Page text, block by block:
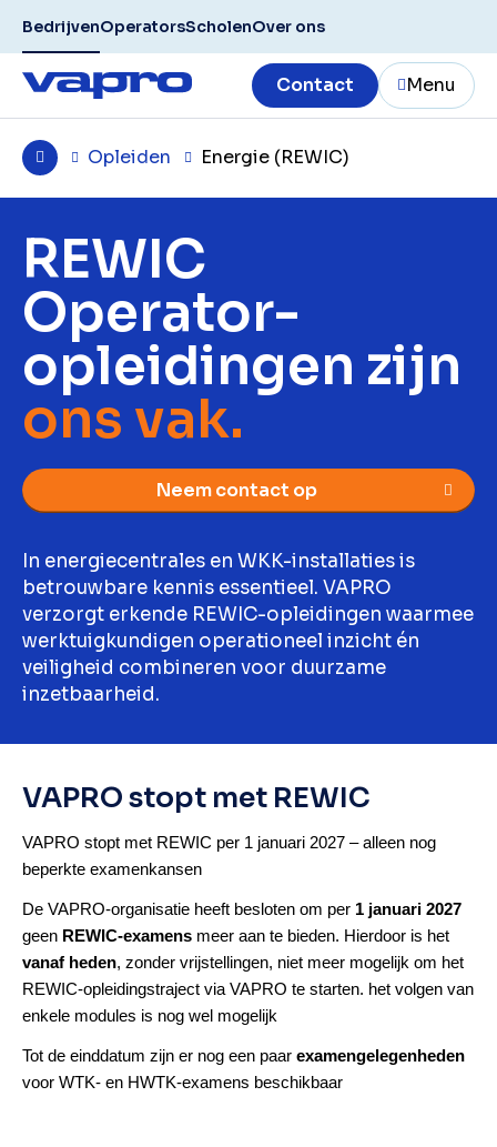
BedrijvenOperatorsScholenOver ons
Contact Menu
REWIC
Operator-
opleidingen zijn
ons vak.
Neem contact op
In energiecentrales en WKK-installaties is
betrouwbare kennis essentieel. VAPRO
verzorgt erkende REWIC-opleidingen waarmee
werktuigkundigen operationeel inzicht én
veiligheid combineren voor duurzame
inzetbaarheid.
Opleiden Energie (REWIC)
VAPRO stopt met REWIC
VAPRO stopt met REWIC per 1 januari 2027 – alleen nog
beperkte examenkansen
De VAPRO-organisatie heeft besloten om per 1 januari 2027
geen REWIC-examens meer aan te bieden. Hierdoor is het
vanaf heden, zonder vrijstellingen, niet meer mogelijk om het
REWIC-opleidingstraject via VAPRO te starten. het volgen van
enkele modules is nog wel mogelijk
Tot de einddatum zijn er nog een paar examengelegenheden
voor WTK- en HWTK-examens beschikbaar